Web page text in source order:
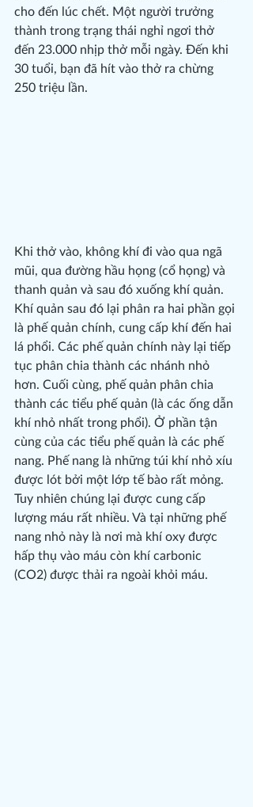
cho đến lúc chết. Một người trưởng
thành trong trạng thái nghỉ ngơi thở
đến 23.000 nhịp thở mỗi ngày. Đến khi
30 tuổi, bạn đã hít vào thở ra chừng
250 triệu lần.
Khi thở vào, không khí đi vào qua ngã
mũi, qua đường hầu họng (cổ họng) và
thanh quản và sau đó xuống khí quản.
Khí quản sau đó lại phân ra hai phần gọi
là phế quản chính, cung cấp khí đến hai
lá phổi. Các phế quản chính này lại tiếp
tục phân chia thành các nhánh nhỏ
hơn. Cuối cùng, phế quản phân chia
thành các tiểu phế quản (là các ống dẫn
khí nhỏ nhất trong phổi). Ở phần tận
cùng của các tiểu phế quản là các phế
nang. Phế nang là những túi khí nhỏ xíu
được lót bởi một lớp tế bào rất mỏng.
Tuy nhiên chúng lại được cung cấp
lượng máu rất nhiều. Và tại những phế
nang nhỏ này là nơi mà khí oxy được
hấp thụ vào máu còn khí carbonic
(CO2) được thải ra ngoài khỏi máu.